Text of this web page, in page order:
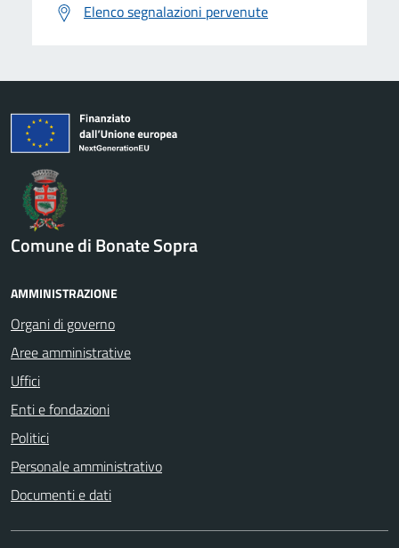
Elenco segnalazioni pervenute
Comune di Bonate Sopra
AMMINISTRAZIONE
Organi di governo
Aree amministrative
Uffici
Enti e fondazioni
Politici
Personale amministrativo
Documenti e dati